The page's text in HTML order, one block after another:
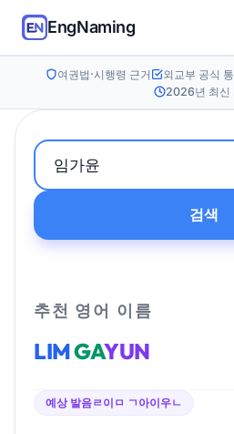
EngNaming
여권법·시행령 근거 외교부 공식
2026년 최신
검색
추천 영어 이름
LIMGAYUN
예상 발음ㄹ이ㅁ ㄱ아이우ㄴ